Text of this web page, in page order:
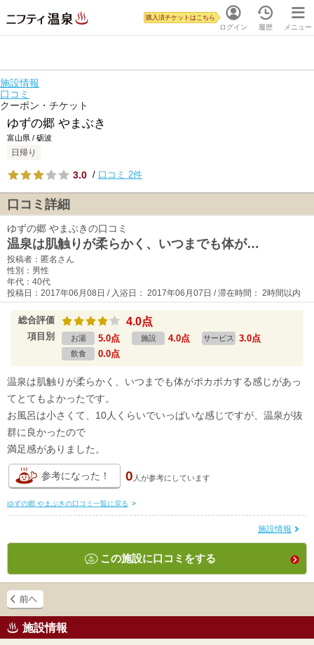
ログイン
購入済チケットはこちら
履歴 メニュー
施設情報
口コミ
クーポン・チケット
ゆずの郷 やまぶき
富山県 / 砺波
日帰り
3.0 / 口コミ 2件
口コミ詳細
ゆずの郷 やまぶきの口コミ
温泉は肌触りが柔らかく、いつまでも体が…
投稿者：匿名さん
性別：男性
年代：40代
投稿日：2017年06月08日 / 入浴日： 2017年06月07日 / 滞在時間： 2時間以内
総合評価 4.0点
項目別 お湯 5.0点 施設 4.0点 サービス 3.0点
飲食 0.0点
温泉は肌触りが柔らかく、いつまでも体がポカポカする感じがあっ
てとてもよかったです。
お風呂は小さくて、10人くらいでいっぱいな感じですが、温泉が抜
群に良かったので
満足感がありました。
参考になった！ 0 人が参考にしています
ゆずの郷 やまぶきの口コミ一覧に戻る >
施設情報
この施設に口コミをする
施設情報